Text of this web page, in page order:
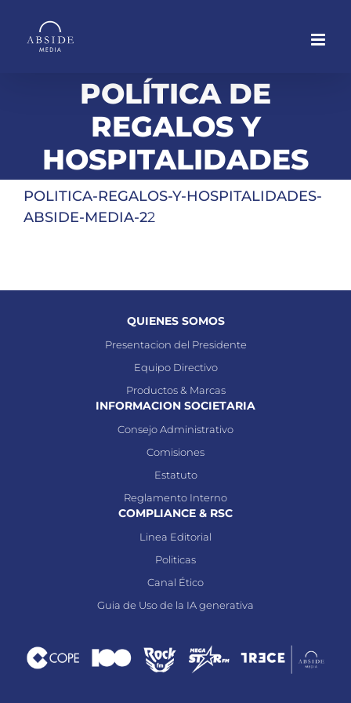
contenido
POLÍTICA DE
REGALOS Y
HOSPITALIDADES
POLITICA-REGALOS-Y-HOSPITALIDADES-
ABSIDE-MEDIA-22
QUIENES SOMOS
Presentacion del Presidente
Equipo Directivo
Productos & Marcas
INFORMACION SOCIETARIA
Consejo Administrativo
Comisiones
Estatuto
Reglamento Interno
COMPLIANCE & RSC
Linea Editorial
Politicas
Canal Ético
Guia de Uso de la IA generativa